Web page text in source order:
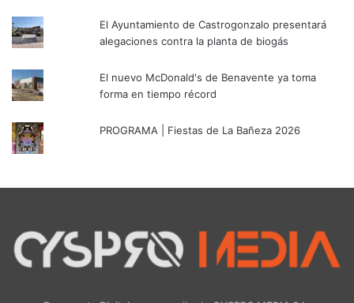
El Ayuntamiento de Castrogonzalo presentará
alegaciones contra la planta de biogás
El nuevo McDonald's de Benavente ya toma
forma en tiempo récord
PROGRAMA | Fiestas de La Bañeza 2026